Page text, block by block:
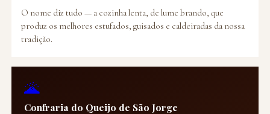
O nome diz tudo — a cozinha lenta, de lume brando, que
produz os melhores estufados, guisados e caldeiradas da nossa
tradição.
🌋
Confraria do Queijo de São Jorge